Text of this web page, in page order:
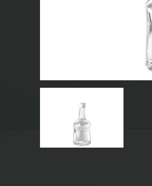
NẮP/NẮP/NHÃN CHO THỦY TINH